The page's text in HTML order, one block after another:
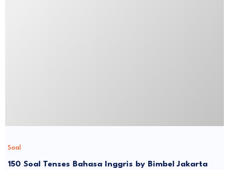
Soal
150 Soal Tenses Bahasa Inggris by Bimbel Jakarta